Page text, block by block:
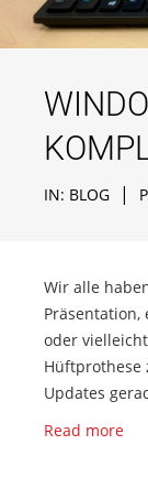
IN: BLOG |
Wir alle
oder
Hüftprothese
Updates
Read more